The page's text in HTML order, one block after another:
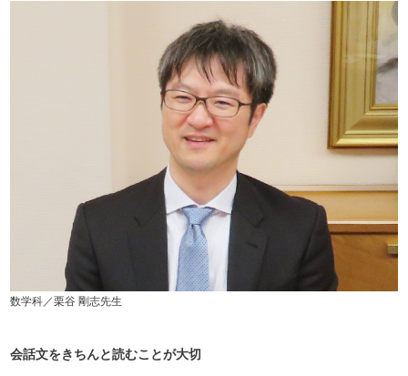
数学科／栗谷 剛志先生
会話文をきちんと読むことが大切